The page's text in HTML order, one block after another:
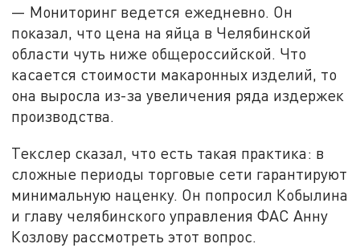
— Мониторинг ведется ежедневно. Он
показал, что цена на яйца в Челябинской
области чуть ниже общероссийской. Что
касается стоимости макаронных изделий, то
она выросла из-за увеличения ряда издержек
производства.
Текслер сказал, что есть такая практика: в
сложные периоды торговые сети гарантируют
минимальную наценку. Он попросил Кобылина
и главу челябинского управления ФАС Анну
Козлову рассмотреть этот вопрос.